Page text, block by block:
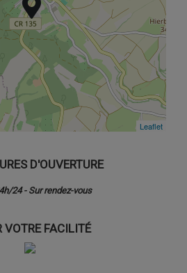
Leaflet
Leaflet
D'OUVERTURE
24 - Sur rendez-vous
VOTRE FACILITÉ